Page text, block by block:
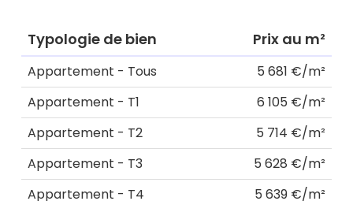
Typologie de bien Prix au m²
Appartement - Tous
5 681 €/m²
Appartement - T1
6 105 €/m²
Appartement - T2
5 714 €/m²
Appartement - T3
5 628 €/m²
Appartement - T4
5 639 €/m²